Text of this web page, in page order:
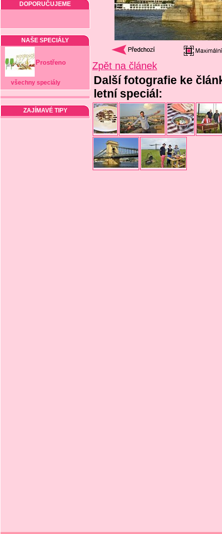
DOPORUČUJEME
NAŠE SPECIÁLY
Prostřeno
všechny speciály
ZAJÍMAVÉ TIPY
Zpět na článek
Další fotografie ke
letní speciál: